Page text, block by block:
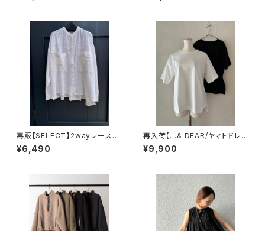
再販【SELECT】2wayレースシ
ャツカーディガン
¥6,490
再入荷【…& DEAR/ヤマトドレ
ス】スーピマコットンTシャツ R
-1629
¥9,900